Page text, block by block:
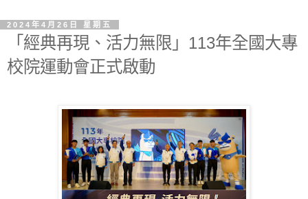
2024年4月26日 星期五
「經典再現、活力無限」113年全國大專
校院運動會正式啟動